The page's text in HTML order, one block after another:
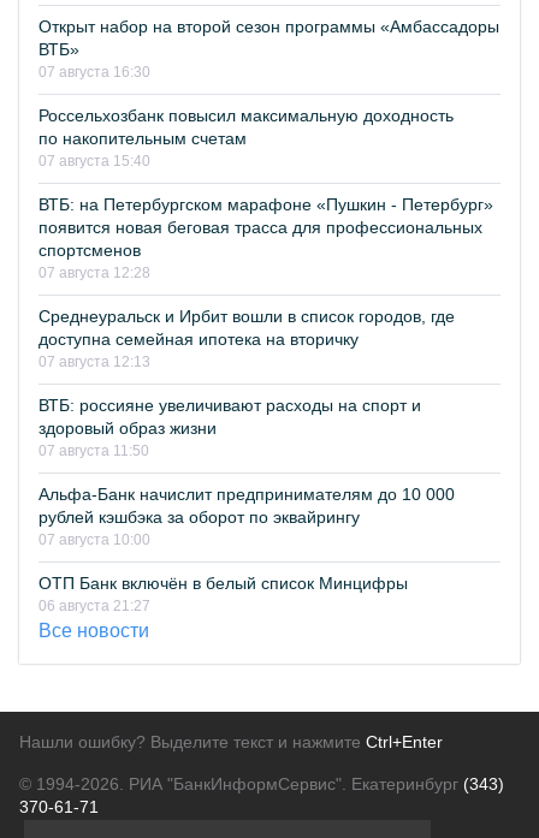
Открыт набор на второй сезон программы «Амбассадоры
ВТБ»
07 августа 16:30
Россельхозбанк повысил максимальную доходность
по накопительным счетам
07 августа 15:40
ВТБ: на Петербургском марафоне «Пушкин - Петербург»
появится новая беговая трасса для профессиональных
спортсменов
07 августа 12:28
Среднеуральск и Ирбит вошли в список городов, где
доступна семейная ипотека на вторичку
07 августа 12:13
ВТБ: россияне увеличивают расходы на спорт и
здоровый образ жизни
07 августа 11:50
Альфа-Банк начислит предпринимателям до 10 000
рублей кэшбэка за оборот по эквайрингу
07 августа 10:00
ОТП Банк включён в белый список Минцифры
06 августа 21:27
Все новости
Нашли ошибку? Выделите текст и нажмите Ctrl+Enter
© 1994-2026. РИА "БанкИнформСервис". Екатеринбург (343)
370-61-71